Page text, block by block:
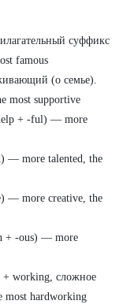
суффикс
famous
(о семье).
most supportive
+ -ful) — more
— more talented, the
— more creative, the
+ -ous) — more
working, сложное
most hardworking